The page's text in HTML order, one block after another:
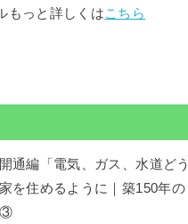
もっと詳しくはこちら
通編「電気、ガス、水道どう
を住めるように｜築150年の
③